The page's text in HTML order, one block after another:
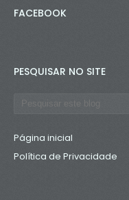
FACEBOOK
PESQUISAR NO SITE
Página inicial
Política de Privacidade